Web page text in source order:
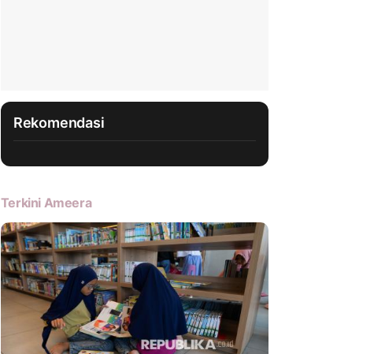
Rekomendasi
Terkini Ameera